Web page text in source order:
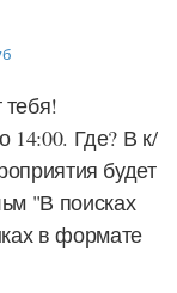
14:00. Где? В к/
будет
"В поисках
в формате